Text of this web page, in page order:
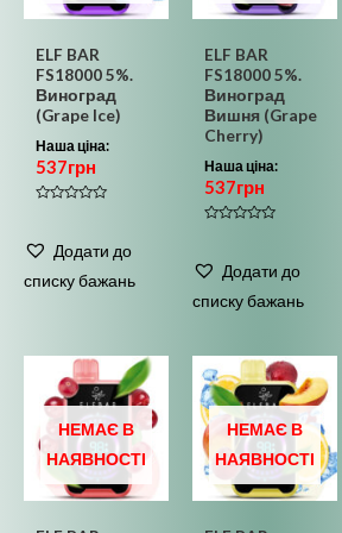
ELF BAR
FS18000 5%.
Виноград
(Grape Ice)
Наша ціна:
537грн
з
Додати до
списку бажань
ELF BAR
FS18000 5%.
Виноград
Вишня (Grape
Cherry)
Наша ціна:
537грн
з
Додати до
списку бажань
НЕМАЄ В
НАЯВНОСТІ
НЕМАЄ В
НАЯВНОСТІ